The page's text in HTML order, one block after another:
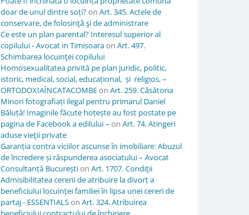
doar de unul dintre soți?on Art. 345. Actele de
conservare, de folosinţă şi de administrare
Ce este un plan parental? Interesul superior al
copilului - Avocat in Timisoaraon Art. 497.
Schimbarea locuinţei copilului
Homosexualitatea privită pe plan juridic, politic,
istoric, medical, social, educațional, și religios, –
ORTODOXIAÎNCATACOMBEon Art. 259. Căsătoria
Minori fotografiați ilegal pentru primarul Daniel
Băluță! Imaginile făcute hoțește au fost postate pe
pagina de Facebook a edilului – on Art. 74. Atingeri
aduse vieţii private
Garanția contra viciilor ascunse în imobiliare: Abuzul
de încredere și răspunderea asociatului – Avocat
Consultanță Bucureștion Art. 1707. Condiţii
Admisibilitatea cererii de atribuire la divorț a
beneficiului locuinței familiei în lipsa unei cereri de
partaj - ESSENTIALSon Art. 324. Atribuirea